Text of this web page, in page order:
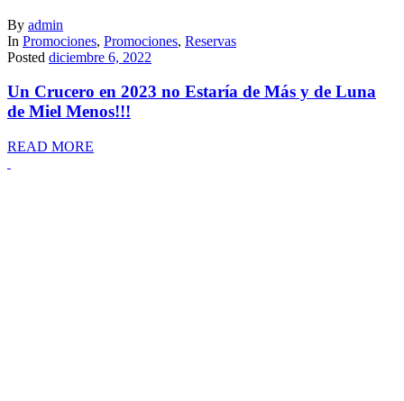
By admin
In Promociones, Promociones, Reservas
Posted diciembre 6, 2022
Un Crucero en 2023 no Estaría de Más y de Luna
de Miel Menos!!!
READ MORE